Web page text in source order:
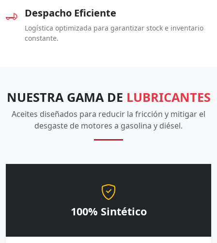
Despacho Eficiente
Logística optimizada para garantizar stock e inventario
constante.
NUESTRA GAMA DE LUBRICANTES
Aceites diseñados para reducir la fricción y mitigar el
desgaste de motores a gasolina y diésel.
100% Sintético